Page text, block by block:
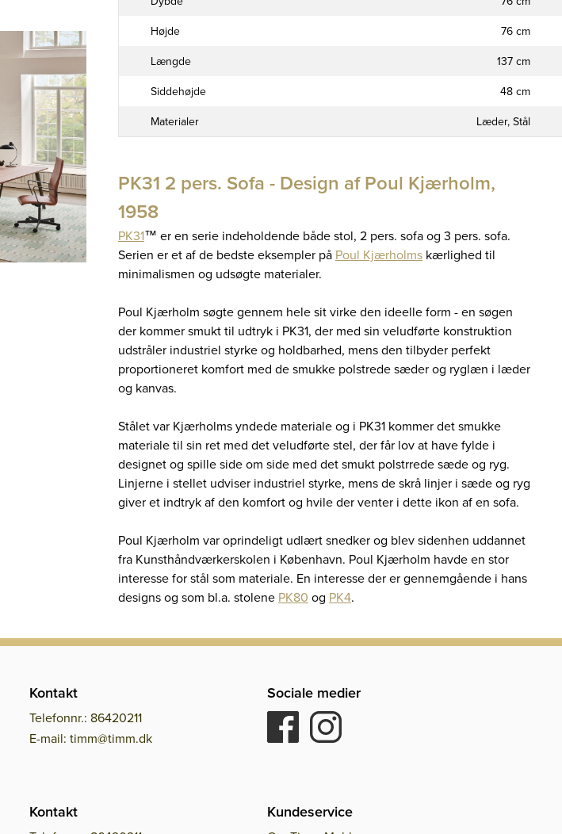
Højde
76 cm
Længde
137 cm
Siddehøjde
48 cm
Materialer
Læder, Stål
PK31 2 pers. Sofa - Design af Poul Kjærholm,
1958
PK31™ er en serie indeholdende både stol, 2 pers. sofa og 3 pers. sofa.
Serien er et af de bedste eksempler på Poul Kjærholms kærlighed til
minimalismen og udsøgte materialer.
Poul Kjærholm søgte gennem hele sit virke den ideelle form - en søgen
der kommer smukt til udtryk i PK31, der med sin veludførte konstruktion
udstråler industriel styrke og holdbarhed, mens den tilbyder perfekt
proportioneret komfort med de smukke polstrede sæder og ryglæn i læder
og kanvas.
Stålet var Kjærholms yndede materiale og i PK31 kommer det smukke
materiale til sin ret med det veludførte stel, der får lov at have fylde i
designet og spille side om side med det smukt polstrrede sæde og ryg.
Linjerne i stellet udviser industriel styrke, mens de skrå linjer i sæde og ryg
giver et indtryk af den komfort og hvile der venter i dette ikon af en sofa.
Poul Kjærholm var oprindeligt udlært snedker og blev sidenhen uddannet
fra Kunsthåndværkerskolen i København. Poul Kjærholm havde en stor
interesse for stål som materiale. En interesse der er gennemgående i hans
designs og som bl.a. stolene PK80 og PK4.
Kontakt
Telefonnr.: 86420211
E-mail: timm@timm.dk
Kontakt
Sociale medier
Kundeservice